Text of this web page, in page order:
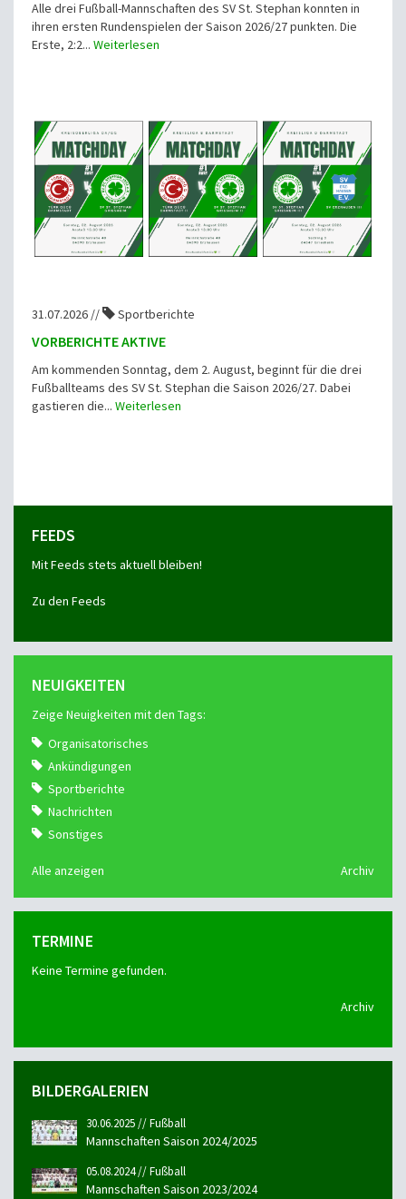
Alle drei Fußball-Mannschaften des SV St. Stephan konnten in
ihren ersten Rundenspielen der Saison 2026/27 punkten. Die
Erste, 2:2... Weiterlesen
31.07.2026 // Sportberichte
VORBERICHTE AKTIVE
Am kommenden Sonntag, dem 2. August, beginnt für die drei
Fußballteams des SV St. Stephan die Saison 2026/27. Dabei
gastieren die... Weiterlesen
FEEDS
Mit Feeds stets aktuell bleiben!
Zu den Feeds
NEUIGKEITEN
Zeige Neuigkeiten mit den Tags:
Organisatorisches
Ankündigungen
Sportberichte
Nachrichten
Sonstiges
Alle anzeigen Archiv
TERMINE
Keine Termine gefunden.
Archiv
BILDERGALERIEN
30.06.2025 // Fußball
Mannschaften Saison 2024/2025
05.08.2024 // Fußball
Mannschaften Saison 2023/2024